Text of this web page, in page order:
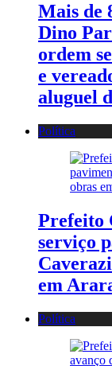
Mais de
Dino
ordem
e
aluguel
Política
Prefeito
serviço
em
Política